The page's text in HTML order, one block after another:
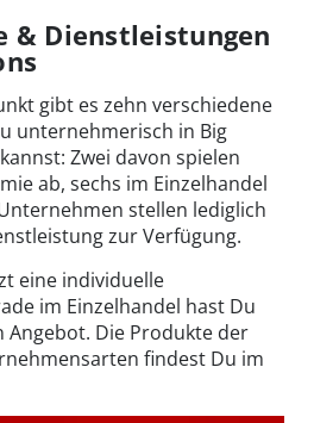
& Dienstleistungen
gibt es zehn verschiedene
unternehmerisch in Big
Zwei davon spielen
ab, sechs im Einzelhandel
stellen lediglich
zur Verfügung.
eine individuelle
im Einzelhandel hast Du
Angebot. Die Produkte der
findest Du im